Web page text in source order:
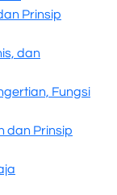
Prinsip
dan
Fungsi
dan Prinsip